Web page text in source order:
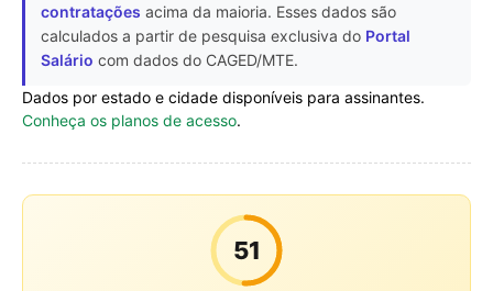
contratações acima da maioria. Esses dados são
calculados a partir de pesquisa exclusiva do Portal
Salário com dados do CAGED/MTE.
Dados por estado e cidade disponíveis para assinantes.
Conheça os planos de acesso.
51